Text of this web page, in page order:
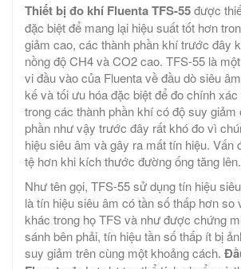
Thiết bị đo khí Fluenta TFS-55được
đặc biệt để mang lại hiệu suất tốt hơn
giảm cao, các thành phần khí trước đây
nồng độ CH4 và CO2 cao. TFS-55 là
vi đầu vào của Fluenta về đầu dò siêu
kế và tối ưu hóa đặc biệt để đo chính
trong các thành phần khí có độ suy giảm
phần như vậy trước đây rất khó đo vì
hiệu siêu âm và gây ra mất tín hiệu. Vấn
tệ hơn khi kích thước đường ống tăng lên.
Như tên gọi, TFS-55 sử dụng tín hiệu
là tín hiệu siêu âm có tần số thấp hơn so
khác trong họ TFS và như được chứng
sánh bên phải, tín hiệu tần số thấp ít bị
suy giảm trên cùng một khoảng cách.